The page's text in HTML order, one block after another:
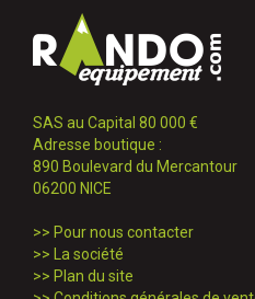
SAS au Capital 80 000 €
Adresse boutique :
890 Boulevard du Mercantour
06200 NICE
>> Pour nous contacter
>>
La société
>> Plan du site